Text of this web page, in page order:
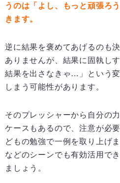
うのは「よし、もっと頑張ろ
きます。
逆に結果を褒めてあげるのも
ありませんが、結果に固執し
結果を出さなきゃ…」という
しまう可能性があります。
そのプレッシャーから自分の
ケースもあるので、注意が必
どもの勉強で一例を取り上げ
などのシーンでも有効活用で
ましょう。